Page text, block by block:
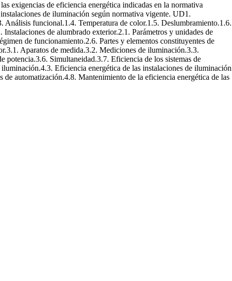
exigencias de eficiencia energética indicadas en la normativa
de iluminación según normativa vigente. UD1.
funcional.1.4. Temperatura de color.1.5. Deslumbramiento.1.6.
de alumbrado exterior.2.1. Parámetros y unidades de
de funcionamiento.2.6. Partes y elementos constituyentes de
Aparatos de medida.3.2. Mediciones de iluminación.3.3.
potencia.3.6. Simultaneidad.3.7. Eficiencia de los sistemas de
Eficiencia energética de las instalaciones de iluminación
automatización.4.8. Mantenimiento de la eficiencia energética de las